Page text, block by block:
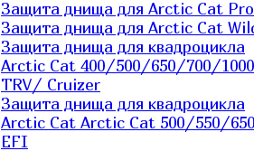
Защита днища для Arctic Cat
Защита днища для Arctic Cat
Защита днища для квадроцикла
Arctic Cat 400/500/650/700/1000
TRV/ Cruizer
Защита днища для квадроцикла
Arctic Cat Arctic Cat 500/550/
EFI